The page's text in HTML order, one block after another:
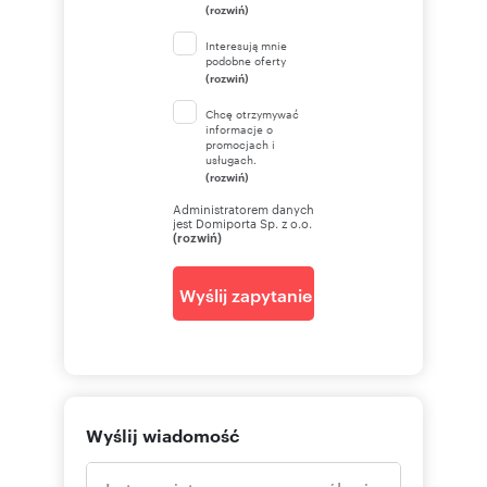
(rozwiń)
Interesują mnie
podobne oferty
(rozwiń)
Chcę otrzymywać
informacje o
promocjach i
usługach.
(rozwiń)
Administratorem danych
jest Domiporta Sp. z o.o.
(rozwiń)
Wyślij zapytanie
Wyślij wiadomość